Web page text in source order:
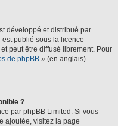
développé et distribué par
est publié sous la licence
peut être diffusé librement. Pour
de phpBB » (en anglais).
?
par phpBB Limited. Si vous
ajoutée, visitez la page